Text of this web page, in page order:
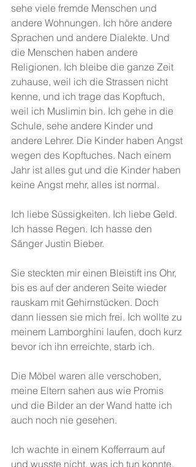
sehe viele fremde Menschen und
andere Wohnungen. Ich höre andere
Sprachen und andere Dialekte. Und
die Menschen haben andere
Religionen. Ich bleibe die ganze Zeit
zuhause, weil ich die Strassen nicht
kenne, und ich trage das Kopftuch,
weil ich Muslimin bin. Ich gehe in die
Schule, sehe andere Kinder und
andere Lehrer. Die Kinder haben Angst
wegen des Kopftuches. Nach einem
Jahr ist alles gut und die Kinder haben
keine Angst mehr, alles ist normal.
Ich liebe Süssigkeiten. Ich liebe Geld.
Ich hasse Regen. Ich hasse den
Sänger Justin Bieber.
Sie steckten mir einen Bleistift ins Ohr,
bis es auf der anderen Seite wieder
rauskam mit Gehirnstücken. Doch
dann liessen sie mich frei. Ich wollte zu
meinem Lamborghini laufen, doch kurz
bevor ich ihn erreichte, starb ich.
Die Möbel waren alle verschoben,
meine Eltern sahen aus wie Promis
und die Bilder an der Wand hatte ich
auch noch nie gesehen.
Ich wachte in einem Kofferraum auf
und wusste nicht, was ich tun konnte.